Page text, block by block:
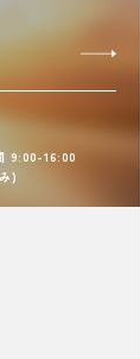
9:00-16:00
)